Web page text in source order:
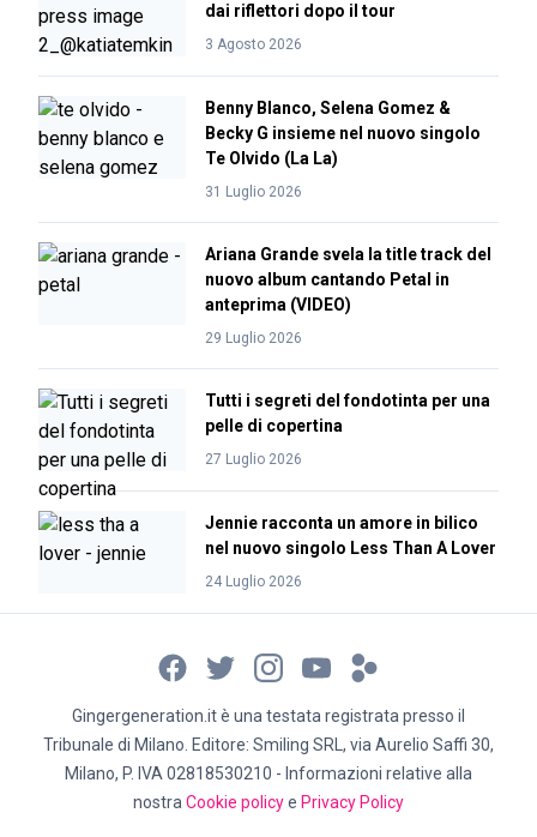
dai riflettori dopo il tour
3 Agosto 2026
Benny Blanco, Selena Gomez &
Becky G insieme nel nuovo singolo
Te Olvido (La La)
31 Luglio 2026
Ariana Grande svela la title track del
nuovo album cantando Petal in
anteprima (VIDEO)
29 Luglio 2026
Tutti i segreti del fondotinta per una
pelle di copertina
27 Luglio 2026
Jennie racconta un amore in bilico
nel nuovo singolo Less Than A Lover
24 Luglio 2026
Gingergeneration.it è una testata registrata presso il
Tribunale di Milano. Editore: Smiling SRL, via Aurelio Saffi 30,
Milano, P. IVA 02818530210 - Informazioni relative alla
nostra Cookie policye Privacy Policy